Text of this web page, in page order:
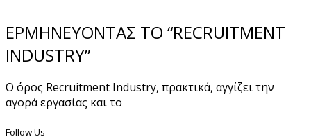
ΕΡΜΗΝΕΥΟΝΤΑΣ ΤΟ “RECRUITMENT
INDUSTRY”
Ο όρος Recruitment Industry, πρακτικά, αγγίζει την
αγορά εργασίας και το
Follow Us